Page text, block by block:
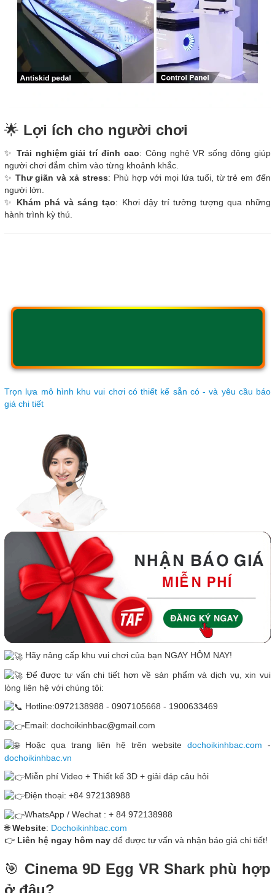
🌟 Lợi ích cho người chơi
✨ Trải nghiệm giải trí đỉnh cao: Công nghệ VR sống động giúp
người chơi đắm chìm vào từng khoảnh khắc.
✨ Thư giãn và xả stress: Phù hợp với mọi lứa tuổi, từ trẻ em đến
người lớn.
✨ Khám phá và sáng tạo: Khơi dậy trí tưởng tượng qua những
hành trình kỳ thú.
Trọn lựa mô hình khu vui chơi có thiết kế sẵn có - và yêu cầu báo
giá chi tiết
Hãy nâng cấp khu vui chơi của bạn NGAY HÔM NAY!
Để được tư vấn chi tiết hơn về sản phẩm và dịch vụ, xin vui
lòng liên hệ với chúng tôi:
Hotline:0972138988 - 0907105668 - 1900633469
Email: dochoikinhbac@gmail.com
Hoặc qua trang liên hệ trên website dochoikinhbac.com -
dochoikinhbac.vn
Miễn phí Video + Thiết kế 3D + giải đáp câu hỏi
Điện thoại: +84 972138988
WhatsApp / Wechat : + 84 972138988
🌐Website: Dochoikinhbac.com
👉 Liên hệ ngay hôm nay để được tư vấn và nhận báo giá chi tiết!
🎯 Cinema 9D Egg VR Shark phù hợp
ở đâu?